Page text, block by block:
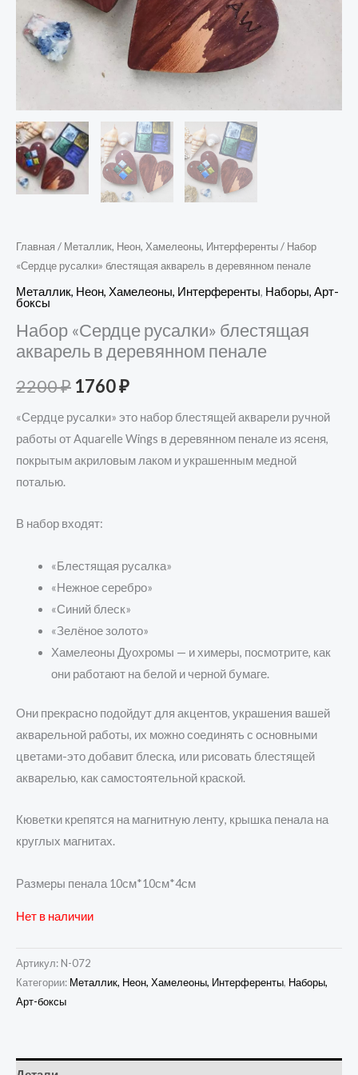
Главная / Металлик, Неон, Хамелеоны, Интерференты/ Набор
«Сердце русалки» блестящая акварель в деревянном пенале
Металлик, Неон, Хамелеоны, Интерференты, Наборы, Арт-
боксы
Набор «Сердце русалки» блестящая
акварель в деревянном пенале
2200₽ 1760₽
«Сердце русалки» это набор блестящей акварели ручной
работы от Aquarelle Wings в деревянном пенале из ясеня,
покрытым акриловым лаком и украшенным медной
поталью.
В набор входят:
«Блестящая русалка»
«Нежное серебро»
«Синий блеск»
«Зелёное золото»
Хамелеоны Дуохромы — и химеры, посмотрите, как
они работают на белой и черной бумаге.
Они прекрасно подойдут для акцентов, украшения вашей
акварельной работы, их можно соединять с основными
цветами-это добавит блеска, или рисовать блестящей
акварелью, как самостоятельной краской.
Кюветки крепятся на магнитную ленту, крышка пенала на
круглых магнитах.
Размеры пенала 10см*10см*4см
Нет в наличии
Артикул: N-072
Категории: Металлик, Неон, Хамелеоны, Интерференты, Наборы,
Арт-боксы